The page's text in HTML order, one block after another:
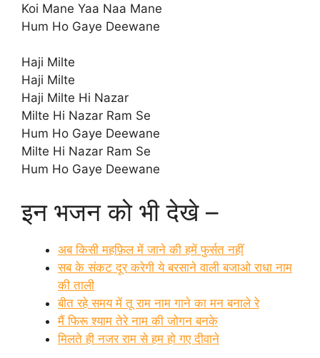
Koi Mane Yaa Naa Mane
Hum Ho Gaye Deewane
Haji Milte
Haji Milte
Haji Milte Hi Nazar
Milte Hi Nazar Ram Se
Hum Ho Gaye Deewane
Milte Hi Nazar Ram Se
Hum Ho Gaye Deewane
इन भजन को भी देखे –
अब किसी महफ़िल में जाने की हमें फुर्सत नहीं
सब के संकट दूर करेगी ये बरसाने वाली बजाओ राधा नाम
की ताली
बीत रहे समय में तू राम नाम गाने का मन बनाले रे
मैं फिरू श्याम तेरे नाम की जोगन बनके
मिलते ही नजर राम से हम हो गए दीवाने